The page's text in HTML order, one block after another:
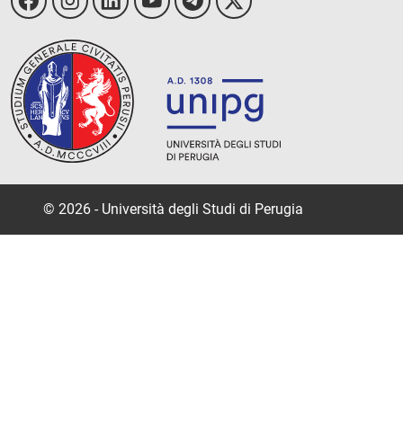
© 2026 - Università degli Studi di Perugia